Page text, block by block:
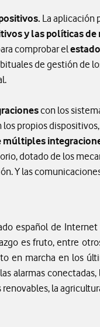
La aplicación
y las políticas
comprobar elestado
de gestión de
con los
propios
múltiples
dotado de los
Y las
español de
es fruto, entre
en marcha en los
alarmas
la